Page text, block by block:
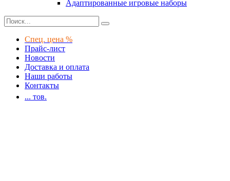
Адаптированные игровые наборы
Спец. цена %
Прайс-лист
Новости
Доставка и оплата
Наши работы
Контакты
... тов.